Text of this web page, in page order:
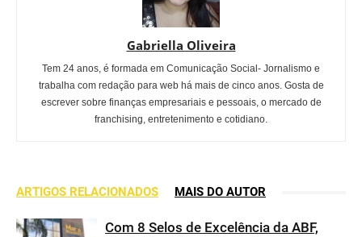
Gabriella Oliveira
Tem 24 anos, é formada em Comunicação Social- Jornalismo e
trabalha com redação para web há mais de cinco anos. Gosta de
escrever sobre finanças empresariais e pessoais, o mercado de
franchising, entretenimento e cotidiano.
ARTIGOS RELACIONADOS MAIS DO AUTOR
Com 8 Selos de Excelência da ABF,